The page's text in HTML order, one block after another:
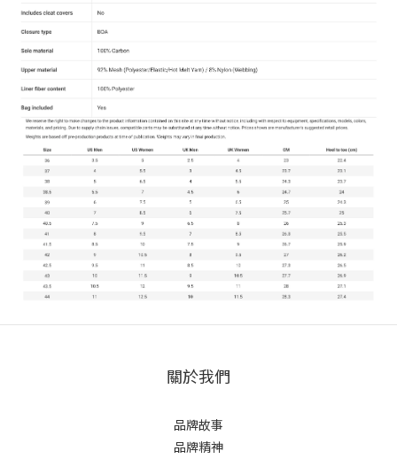
關於我們
品牌故事
品牌精神